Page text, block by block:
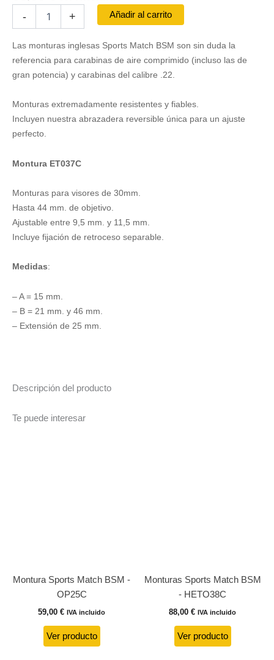
-
BSM
-
ETO37C
+ Añadir al carrito
Las monturas inglesas Sports Match BSM son sin duda la
referencia para carabinas de aire comprimido (incluso las de
gran potencia) y carabinas del calibre .22.
Monturas extremadamente resistentes y fiables.
Incluyen nuestra abrazadera reversible única para un ajuste
perfecto.
Montura ET037C
Monturas para visores de 30mm.
Hasta 44 mm. de objetivo.
Ajustable entre 9,5 mm. y 11,5 mm.
Incluye fijación de retroceso separable.
Medidas:
– A = 15 mm.
– B = 21 mm. y 46 mm.
– Extensión de 25 mm.
Descripción del producto
Te puede interesar
Montura Sports Match BSM -
OP25C
59,00 € IVA incluido
Ver producto
Monturas Sports Match BSM
- HETO38C
88,00 € IVA incluido
Ver producto